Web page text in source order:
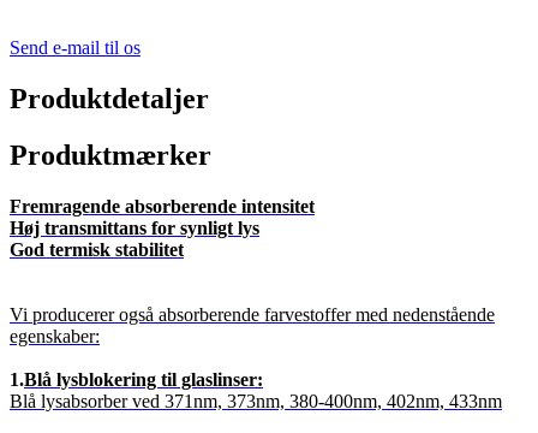
Send e-mail til os
Produktdetaljer
Produktmærker
Fremragende absorberende intensitet
Høj transmittans for synligt lys
God termisk stabilitet
Vi producerer også absorberende farvestoffer med nedenstående
egenskaber:
1.Blå lysblokering til glaslinser:
Blå lysabsorber ved 371nm, 373nm, 380-400nm, 402nm, 433nm